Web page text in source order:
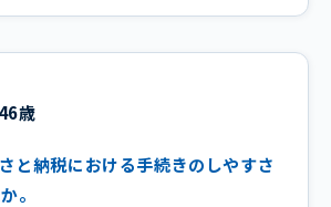
歳
と納税における手続きのしやすさ
。